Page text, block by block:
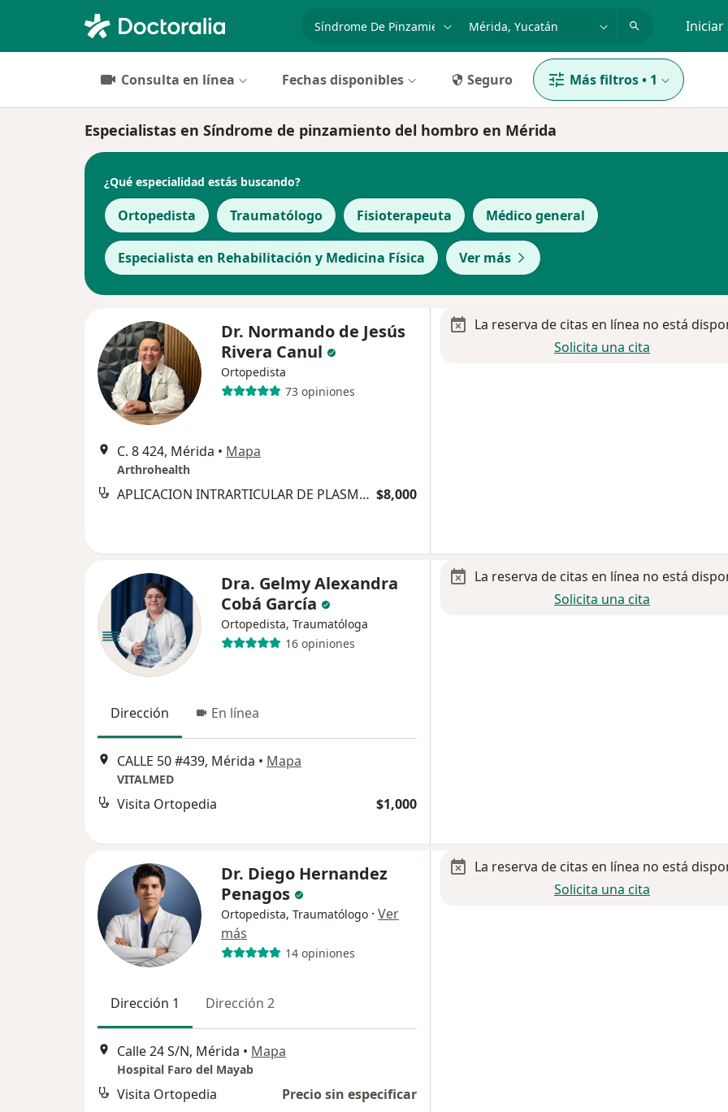
especialidad, enfermedad o nombre
p. ej. Guadalajara Iniciar
Consulta en línea Fechas disponibles Seguro Más filtros• 1
Especialistas en Síndrome de pinzamiento del hombro en Mérida
¿Qué especialidad estás buscando?
Ortopedista Traumatólogo Fisioterapeuta Médico general
Especialista en Rehabilitación y Medicina Física Ver más
Dr. Normando de Jesús
Rivera Canul
Ortopedista
73 opiniones
C. 8 424, Mérida • Mapa
Arthrohealth
APLICACION INTRARTICULAR DE PLASMA RICO EN PLAQUETAS $8,000
La reserva de citas en línea no está
Solicita una cita
Dra. Gelmy Alexandra
Cobá García
Ortopedista, Traumatóloga
16 opiniones
Dirección En línea
CALLE 50 #439, Mérida • Mapa
VITALMED
Visita Ortopedia $1,000
La reserva de citas en línea no está
Solicita una cita
Dr. Diego Hernandez
Penagos
Ortopedista, Traumatólogo · Ver
más
14 opiniones
Dirección 1 Dirección 2
Calle 24 S/N, Mérida • Mapa
Hospital Faro del Mayab
Visita Ortopedia Precio sin especificar
La reserva de citas en línea no está
Solicita una cita